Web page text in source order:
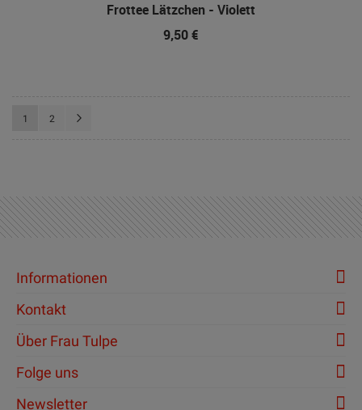
Frottee Lätzchen - Violett
9,50 €
Seite
Sie lesen gerade die Seite
1 Seite
2
Informationen
Kontakt
Über Frau Tulpe
Folge uns
Newsletter